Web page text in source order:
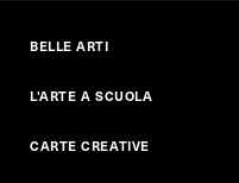
BELLE ARTI
L'ARTE A SCUOLA
CARTE CREATIVE